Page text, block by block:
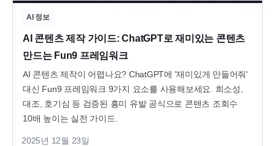
AI 정보
AI 콘텐츠 제작 가이드: ChatGPT로 재미있는 콘텐츠
만드는 Fun9 프레임워크
AI 콘텐츠 제작이 어렵나요? ChatGPT에 '재미있게 만들어줘'
대신 Fun9 프레임워크 9가지 요소를 사용해보세요. 희소성,
대조, 호기심 등 검증된 흥미 유발 공식으로 콘텐츠 조회수
10배 높이는 실전 가이드.
2025년 12월 23일